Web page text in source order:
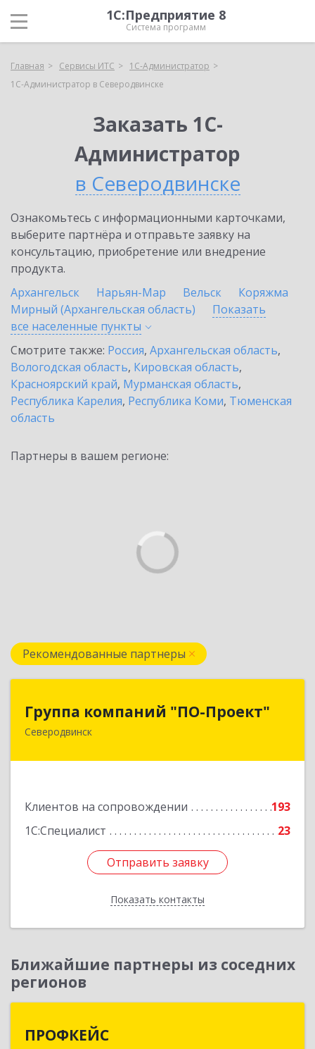
1С:Предприятие 8
Система программ
Главная Сервисы ИТС
1С-Администратор
1С-Администратор в Северодвинске
Заказать 1С-
Администратор
в Северодвинске
Ознакомьтесь с информационными карточками,
выберите партнёра и отправьте заявку на
консультацию, приобретение или внедрение
продукта.
Архангельск
Нарьян-Мар Вельск
Коряжма
Мирный (Архангельская область)
Показать
все населенные пункты
Смотрите также: Россия, Архангельская область,
Вологодская область, Кировская область,
Красноярский край, Мурманская область,
Республика Карелия, Республика Коми, Тюменская
область
Партнеры в вашем регионе:
Рекомендованные партнеры
Группа компаний "ПО-Проект"
Северодвинск
Клиентов на сопровождении
193
1С:Специалист
23
Отправить заявку
Показать контакты
Группа компаний "ПО-Проект"
164500, Архангельская обл, Северодвинск г,
Отправить заявку
Назад
Ближайшие партнеры из соседних
регионов
ПРОФКЕЙС